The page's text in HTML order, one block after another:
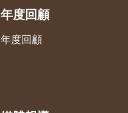
年度回顧
年度回顧